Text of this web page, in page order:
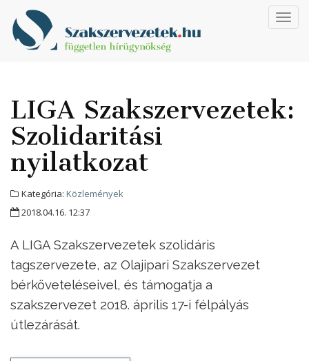
LIGA Szakszervezetek:
Szolidaritási
nyilatkozat
Kategória: Közlemények
2018.04.16. 12:37
A LIGA Szakszervezetek szolidáris
tagszervezete, az Olajipari Szakszervezet
bérköveteléseivel, és támogatja a
szakszervezet 2018. április 17-i félpályás
útlezárását.